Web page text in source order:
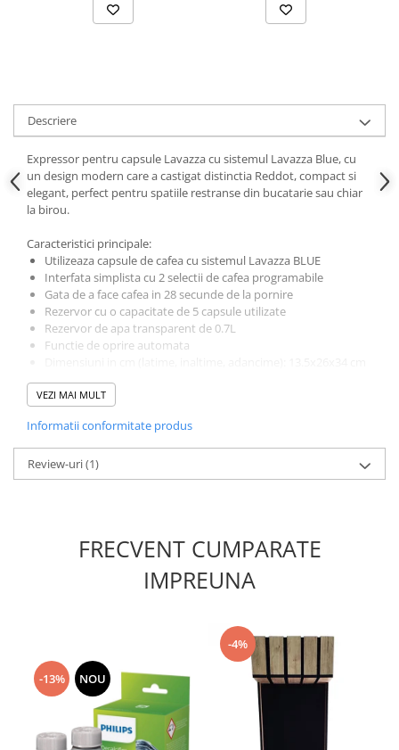
Descriere
Expressor pentru capsule Lavazza cu sistemul Lavazza Blue, cu
un design modern care a castigat distinctia Reddot, compact si
elegant, perfect pentru spatiile restranse din bucatarie sau chiar
la birou.
Caracteristici principale:
Utilizeaza capsule de cafea cu sistemul Lavazza BLUE
Interfata simplista cu 2 selectii de cafea programabile
Gata de a face cafea in 28 secunde de la pornire
Rezervor cu o capacitate de 5 capsule utilizate
Rezervor de apa transparent de 0.7L
Functie de oprire automata
Greutate: 3.5kg
Putere nominala: 1250W
VEZI MAI MULT
Informatii conformitate produs
Review-uri(1)
FRECVENT CUMPARATE
IMPREUNA
-13% NOU
-4%